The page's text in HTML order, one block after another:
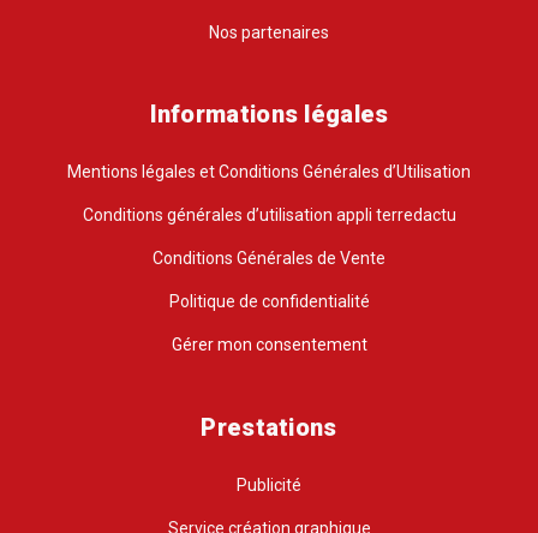
Nos partenaires
Informations légales
Mentions légales et Conditions Générales d’Utilisation
Conditions générales d’utilisation appli terredactu
Conditions Générales de Vente
Politique de confidentialité
Gérer mon consentement
Prestations
Publicité
Service création graphique